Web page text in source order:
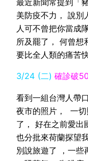
美防疫不力， 說別
人可不曾把你當成
所及罷了， 何曾想
要比全人類的痛苦
3/24 (二) 確診破
看到一組台灣人帶
夜市的照片， 一切
了， 好在之前愛出
也分批來荷蘭探望
別說旅遊了 ，一些